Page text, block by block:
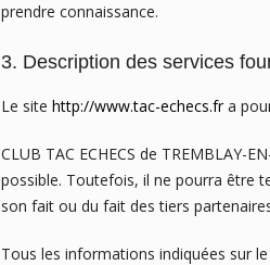
prendre connaissance.
3. Description des services
Le site http://www.tac-echecs.fra
CLUB TAC ECHECS de TREMBLAY-
possible. Toutefois, il ne pourra être
son fait ou du fait des tiers
Tous les informations indiquées sur